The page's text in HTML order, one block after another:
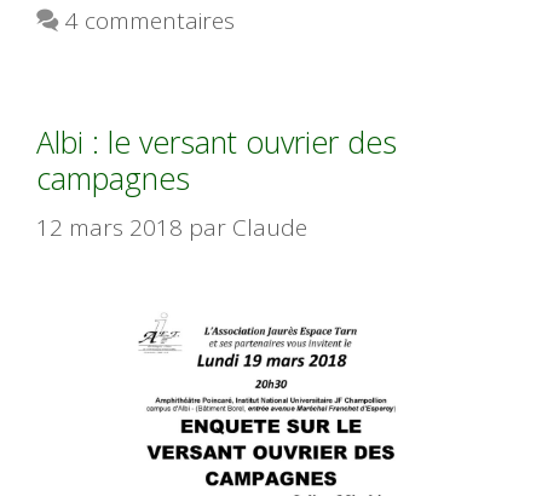
4 commentaires
Albi : le versant ouvrier des
campagnes
12 mars 2018 par Claude